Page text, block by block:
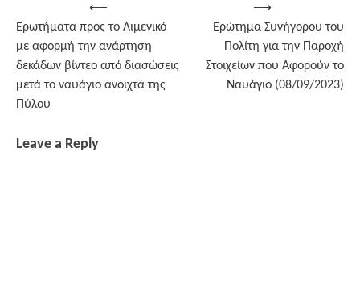
navigation
⟵
Ερωτήματα προς το Λιμενικό
με αφορμή την ανάρτηση
δεκάδων βίντεο από διασώσεις
μετά το ναυάγιο ανοιχτά της
Πύλου
Ερώτημα Συνήγορου του
Πολίτη για την Παροχή
Στοιχείων που Αφορούν το
Ναυάγιο (08/09/2023)
⟶
Leave a Reply